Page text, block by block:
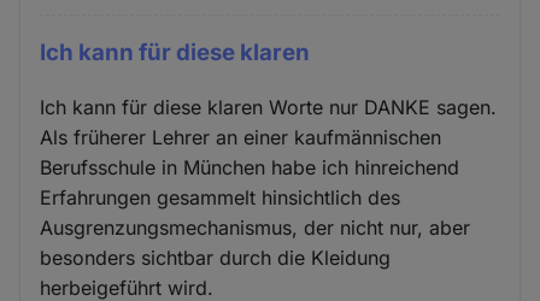
Ich kann für diese klaren
Ich kann für diese klaren Worte nur DANKE sagen.
Als früherer Lehrer an einer kaufmännischen
Berufsschule in München habe ich hinreichend
Erfahrungen gesammelt hinsichtlich des
Ausgrenzungsmechanismus, der nicht nur, aber
besonders sichtbar durch die Kleidung
herbeigeführt wird.